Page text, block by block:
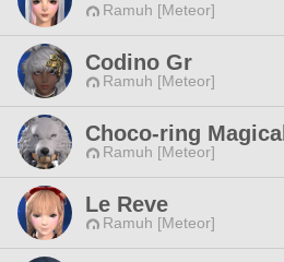
Ramuh [Meteor]
Codino Gr
Ramuh [Meteor]
Choco-ring Magical
Ramuh [Meteor]
Le Reve
Ramuh [Meteor]